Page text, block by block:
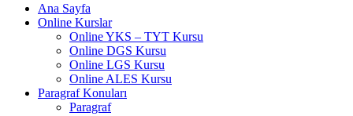
Ana Sayfa
Online Kurslar
Online YKS – TYT Kursu
Online DGS Kursu
Online LGS Kursu
Online ALES Kursu
Paragraf Konuları
Paragraf